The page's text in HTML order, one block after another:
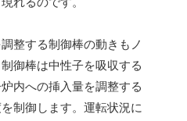
整する制御棒の動きもノ
御棒は中性子を吸収する
内への挿入量を調整する
制御します。運転状況に